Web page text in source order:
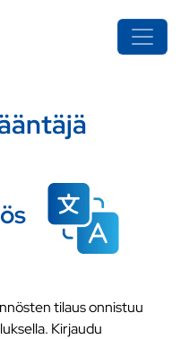
tilaus onnistuu
Kirjaudu